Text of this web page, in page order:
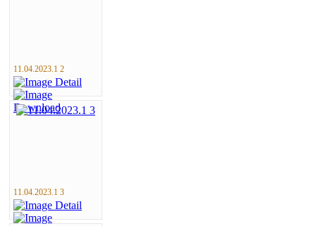
11.04.2023.1 2
11.04.2023.1 3